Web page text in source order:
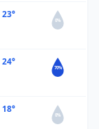
23°
0%
24°
70%
18°
0%